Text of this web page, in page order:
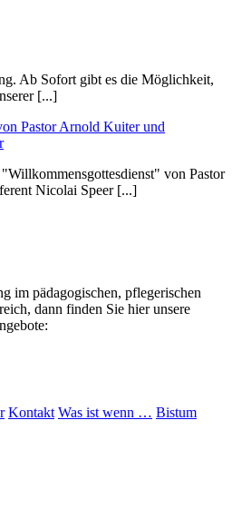
Ab Sofort gibt es die Möglichkeit,
[...]
Pastor Arnold Kuiter und
von Pastor
Nicolai Speer [...]
im pädagogischen, pflegerischen
dann finden Sie hier unsere
Kontakt Was ist wenn … Bistum